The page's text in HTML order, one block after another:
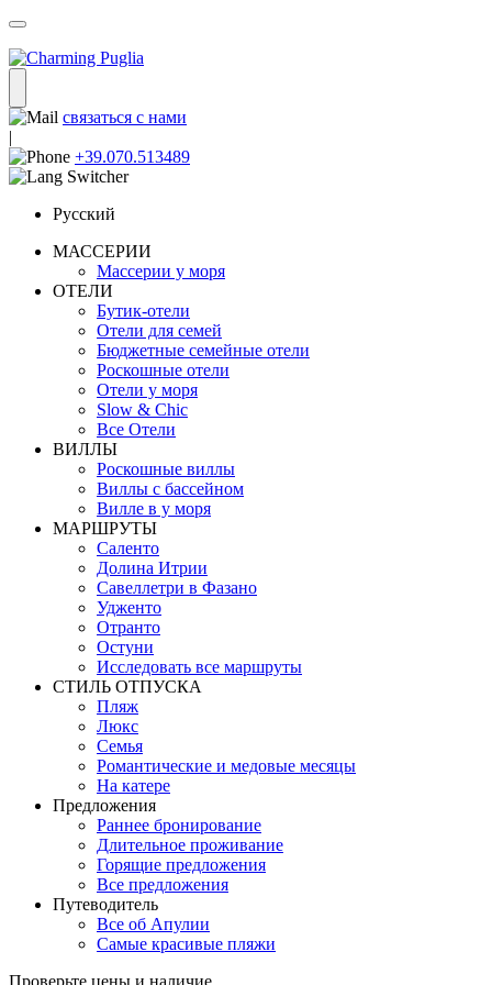
связаться с нами
|
+39.070.513489
Русский
МАССЕРИИ
Массерии у моря
ОТЕЛИ
Бутик-отели
Отели для семей
Бюджетные семейные отели
Роскошные отели
Отели у моря
Slow & Chic
Все Отели
ВИЛЛЫ
Роскошные виллы
Виллы с бассейном
Вилле в у моря
MАРШРУТЫ
Саленто
Долина Итрии
Савеллетри в Фазано
Удженто
Отранто
Остуни
Исследовать все маршруты
СТИЛЬ OТПУСКА
Пляж
Люкс
Семья
Романтические и медовые месяцы
На катере
Предложения
Раннее бронирование
Длительное проживание
Горящие предложения
Все предложения
Путеводитель
Все об Апулии
Самые красивые пляжи
Проверьте цены и наличие